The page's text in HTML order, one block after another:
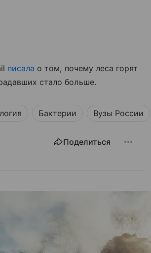
писала о том, почему леса горят
стало больше.
Бактерии Вузы России
Поделиться